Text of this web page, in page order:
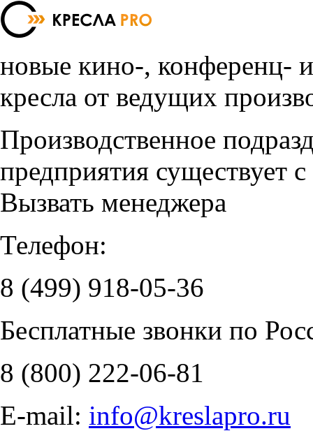
новые кино-, конференц-
кресла от ведущих
Производственное
предприятия существует
Вызвать менеджера
Телефон:
8 (499) 918-05-36
Бесплатные звонки по
8 (800) 222-06-81
E-mail: info@kreslapro.ru